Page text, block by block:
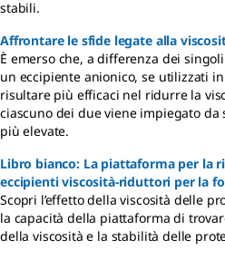
stabili.
Affrontare le sfide legate alla
È emerso che, a differenza dei
un eccipiente anionico, se utilizzati
risultare più efficaci nel ridurre la
ciascuno dei due viene impiegato da
più elevate.
Libro bianco: La piattaforma per la
eccipienti viscosità-riduttori per la
Scopri l’effetto della viscosità delle
la capacità della piattaforma di
della viscosità e la stabilità delle